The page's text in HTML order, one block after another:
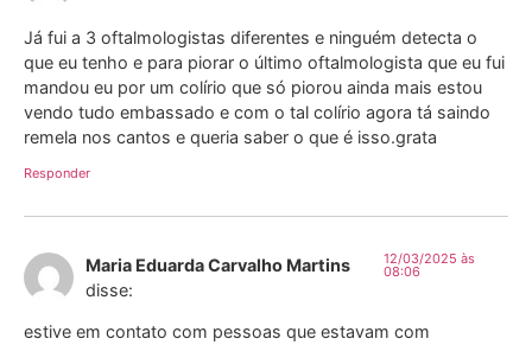
Já fui a 3 oftalmologistas diferentes e ninguém detecta o
que eu tenho e para piorar o último oftalmologista que eu fui
mandou eu por um colírio que só piorou ainda mais estou
vendo tudo embassado e com o tal colírio agora tá saindo
remela nos cantos e queria saber o que é isso.grata
Responder
Maria Eduarda Carvalho Martins
disse:
12/03/2025 às
08:06
estive em contato com pessoas que estavam com